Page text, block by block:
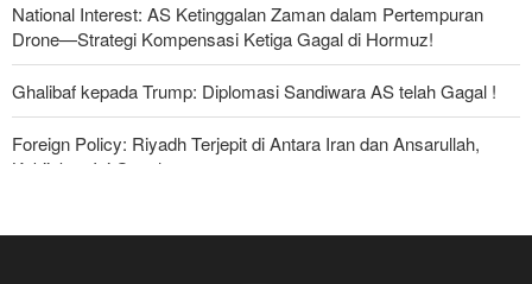
National Interest: AS Ketinggalan Zaman dalam Pertempuran
Drone—Strategi Kompensasi Ketiga Gagal di Hormuz!
Ghalibaf kepada Trump: Diplomasi Sandiwara AS telah Gagal !
Foreign Policy: Riyadh Terjepit di Antara Iran dan Ansarullah,
Kebijakan Ini Gagal